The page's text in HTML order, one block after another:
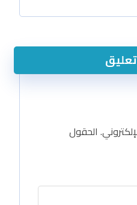
تعليق
الحقول